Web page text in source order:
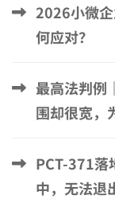
2026小微
何应对？
最高法判例
围却很宽，
PCT-371落
中，无法退